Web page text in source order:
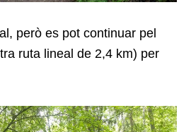
però es pot continuar pel
ruta lineal de 2,4 km) per